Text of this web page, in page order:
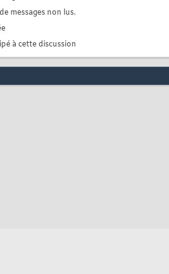
messages non lus.
à cette discussion